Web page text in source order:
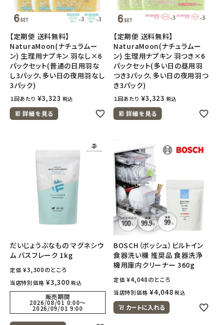
【定期便 送料無料】
NaturaMoon(ナチュラムー
ン) 生理用ナプキン 羽なし×6
パックセット(普通の日用羽な
し3パック、多い日の夜用羽なし
3パック)
１回あたり ¥3,323 税込
詳細を見る
【定期便 送料無料】
NaturaMoon(ナチュラムー
ン) 生理用ナプキン 羽つき×6
パックセット(多い日の昼用羽
つき3パック、多い日の夜用羽つ
き3パック)
１回あたり ¥3,323 税込
詳細を見る
だいじょうぶなもの マグネシウ
ム バスフレーク 1kg
定価 ¥3,300のところ
当店特別価格 ¥3,300 税込
販売期間
2026/08/01 0:00〜
2026/09/01 9:00
BOSCH（ボッシュ）ビルトイン
食器洗い機 推奨品 食器洗浄
機用庫内クリーナー 360g
定価 ¥4,048のところ
当店特別価格 ¥4,048 税込
カートに入れる